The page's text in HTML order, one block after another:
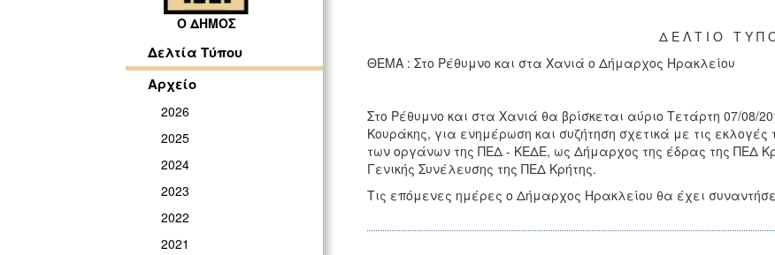
Ο ΔΗΜΟΣ
Δελτία Τύπου
Αρχείο
2026
2025
2024
2023
2022
2021
Δ Ε Λ Τ Ι Ο Τ Υ Π
ΘΕΜΑ : Στο Ρέθυμνο και στα Χανιά ο Δήμαρχος Ηρακλείου
Στο Ρέθυμνο και στα Χανιά θα βρίσκεται αύριο Τετάρτη
Κουράκης, για ενημέρωση και συζήτηση σχετικά με τις
των οργάνων της ΠΕΔ - ΚΕΔΕ, ως Δήμαρχος της έδρας της ΠΕΔ
Γενικής Συνέλευσης της ΠΕΔ Κρήτης.
Τις επόμενες ημέρες ο Δήμαρχος Ηρακλείου θα έχει